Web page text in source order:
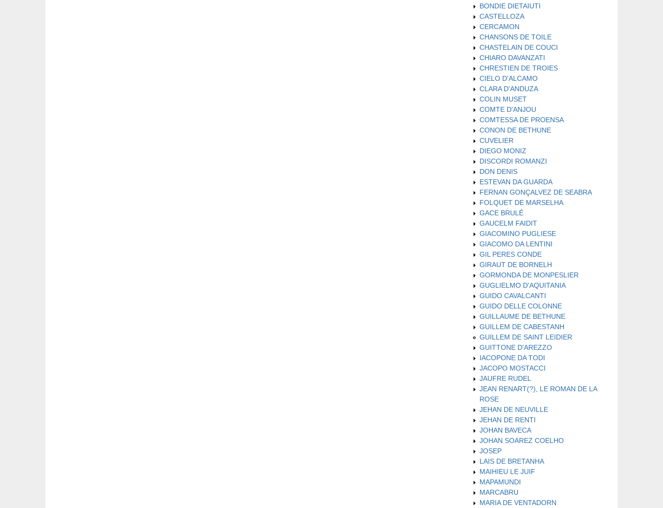
BONDIE DIETAIUTI
CASTELLOZA
CERCAMON
CHANSONS DE TOILE
CHASTELAIN DE COUCI
CHIARO DAVANZATI
CHRESTIEN DE TROIES
CIELO D'ALCAMO
CLARA D'ANDUZA
COLIN MUSET
COMTE D'ANJOU
COMTESSA DE PROENSA
CONON DE BETHUNE
CUVELIER
DIEGO MONIZ
DISCORDI ROMANZI
DON DENIS
ESTEVAN DA GUARDA
FERNAN GONÇALVEZ DE SEABRA
FOLQUET DE MARSELHA
GACE BRULÉ
GAUCELM FAIDIT
GIACOMINO PUGLIESE
GIACOMO DA LENTINI
GIL PERES CONDE
GIRAUT DE BORNELH
GORMONDA DE MONPESLIER
GUGLIELMO D'AQUITANIA
GUIDO CAVALCANTI
GUIDO DELLE COLONNE
GUILLAUME DE BETHUNE
GUILLEM DE CABESTANH
GUILLEM DE SAINT LEIDIER
GUITTONE D'AREZZO
IACOPONE DA TODI
JACOPO MOSTACCI
JAUFRE RUDEL
JEAN RENART(?), LE ROMAN DE LA
ROSE
JEHAN DE NEUVILLE
JEHAN DE RENTI
JOHAN BAVECA
JOHAN SOAREZ COELHO
JOSEP
LAIS DE BRETANHA
MAIHIEU LE JUIF
MAPAMUNDI
MARCABRU
MARIA DE VENTADORN